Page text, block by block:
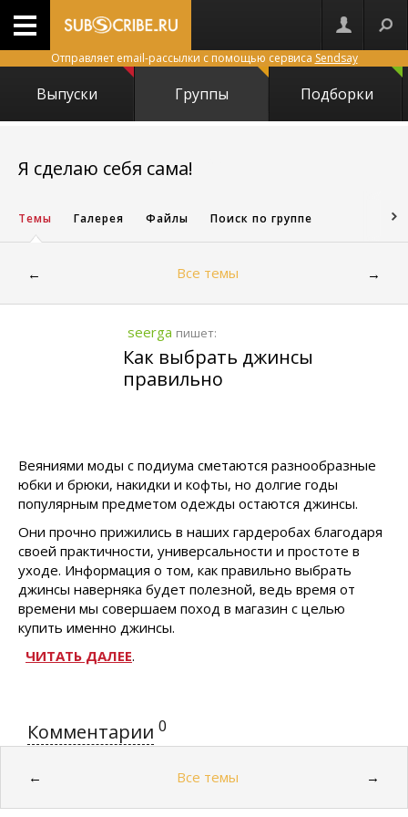
Отправляет email-рассылки с помощью сервиса Sendsay
Выпуски Группы Подборки
Я сделаю себя сама!
Темы Галерея Файлы Поиск по группе
← Все темы →
seerga пишет:
Как выбрать джинсы
правильно
Веяниями моды с подиума сметаются разнообразные
юбки и брюки, накидки и кофты, но долгие годы
популярным предметом одежды остаются джинсы.
Они прочно прижились в наших гардеробах благодаря
своей практичности, универсальности и простоте в
уходе. Информация о том, как правильно выбрать
джинсы наверняка будет полезной, ведь время от
времени мы совершаем поход в магазин с целью
купить именно джинсы.
ЧИТАТЬ ДАЛЕЕ.
Комментарии 0
← Все темы →